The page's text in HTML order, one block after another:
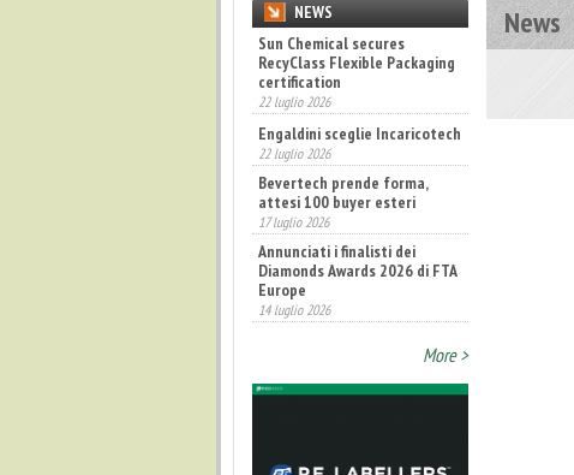
News
NEWS
Sun Chemical secures
RecyClass Flexible Packaging
certification
22 luglio 2026
Engaldini sceglie Incaricotech
22 luglio 2026
Bevertech prende forma,
attesi 100 buyer esteri
17 luglio 2026
Annunciati i finalisti dei
Diamonds Awards 2026 di FTA
Europe
14 luglio 2026
More >